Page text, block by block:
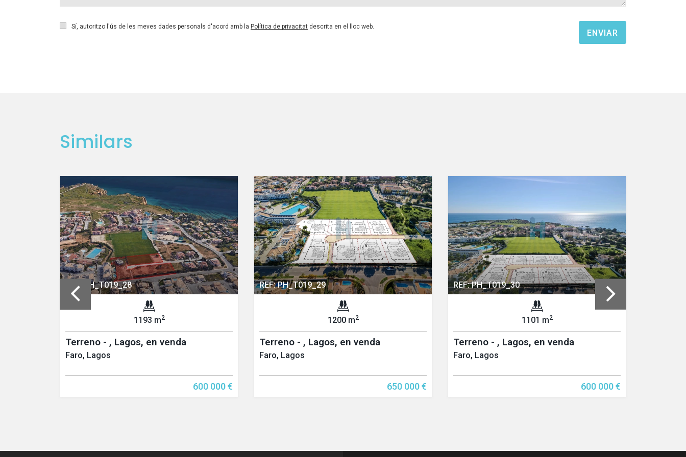
Sí, autoritzo l'ús de les meves dades personals d'acord amb la Política de privacitat descrita en el lloc web.
ENVIAR
Similars
REF: PH_T019_28
1193 m2
Terreno - , Lagos, en venda
Faro, Lagos
600 000 €
REF: PH_T019_29
1200 m2
Terreno - , Lagos, en venda
Faro, Lagos
650 000 €
REF: PH_T019_30
1101 m2
Terreno - , Lagos, en venda
Faro, Lagos
600 000 €